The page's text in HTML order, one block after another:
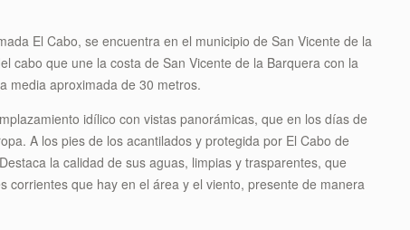
El Cabo, se encuentra en el municipio de San Vicente de la
cabo que une la costa de San Vicente de la Barquera con la
media aproximada de 30 metros.
idílico con vistas panorámicas, que en los días de
A los pies de los acantilados y protegida por El Cabo de
la calidad de sus aguas, limpias y trasparentes, que
que hay en el área y el viento, presente de manera